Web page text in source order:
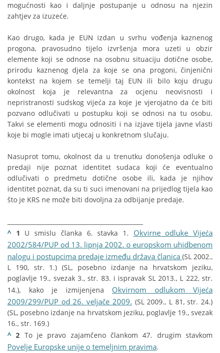
mogućnosti kao i daljnje postupanje u odnosu na njezin
zahtjev za izuzeće.
Kao drugo, kada je EUN izdan u svrhu vođenja kaznenog
progona, pravosudno tijelo izvršenja mora uzeti u obzir
elemente koji se odnose na osobnu situaciju dotične osobe,
prirodu kaznenog djela za koje se ona progoni, činjenični
kontekst na kojem se temelji taj EUN ili bilo koju drugu
okolnost koja je relevantna za ocjenu neovisnosti i
nepristranosti sudskog vijeća za koje je vjerojatno da će biti
pozvano odlučivati u postupku koji se odnosi na tu osobu.
Takvi se elementi mogu odnositi i na izjave tijela javne vlasti
koje bi mogle imati utjecaj u konkretnom slučaju.
Nasuprot tomu, okolnost da u trenutku donošenja odluke o
predaji nije poznat identitet sudaca koji će eventualno
odlučivati o predmetu dotične osobe ili, kada je njihov
identitet poznat, da su ti suci imenovani na prijedlog tijela kao
što je KRS ne može biti dovoljna za odbijanje predaje.
^ 1 U smislu članka 6. stavka 1. Okvirne odluke Vijeća
2002/584/PUP od 13. lipnja 2002. o europskom uhidbenom
nalogu i postupcima predaje između država članica (SL 2002.,
L 190, str. 1.) (SL, posebno izdanje na hrvatskom jeziku,
poglavlje 19., svezak 3., str. 83. i ispravak SL 2013., L 222, str.
14.), kako je izmijenjena Okvirnom odlukom Vijeća
2009/299/PUP od 26. veljače 2009. (SL 2009., L 81, str. 24.)
(SL, posebno izdanje na hrvatskom jeziku, poglavlje 19., svezak
16., str. 169.)
^2 To je pravo zajamčeno člankom 47. drugim stavkom
Povelje Europske unije o temeljnim pravima.